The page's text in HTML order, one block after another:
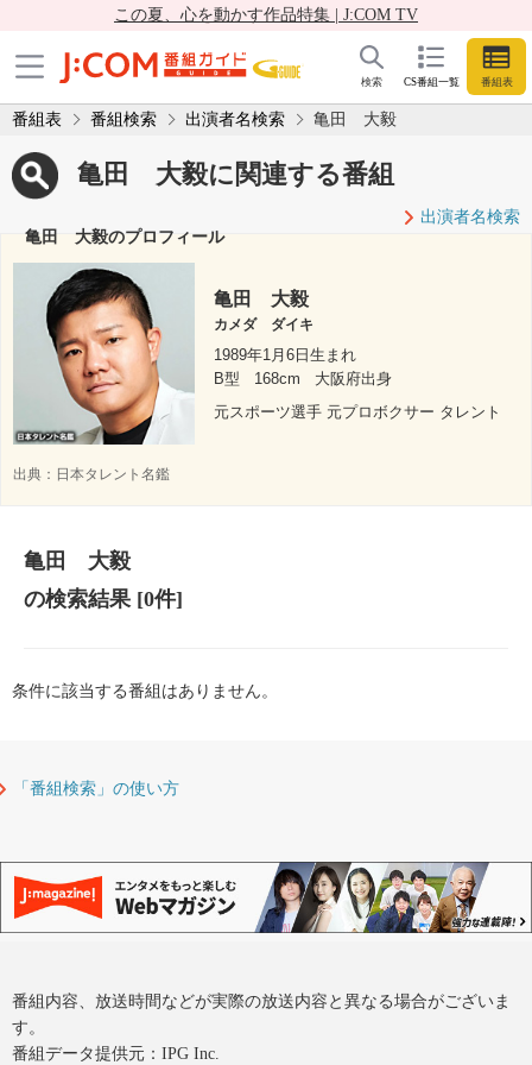
この夏、心を動かす作品特集 | J:COM TV
CS番組一覧 番組表
検索
番組表 番組検索 出演者名検索 亀田 大毅
亀田 大毅に関連する番組
出演者名検索
亀田 大毅のプロフィール
亀田 大毅
カメダ ダイキ
1989年1月6日生まれ
B型
168cm
大阪府出身
元スポーツ選手 元プロボクサー タレント
出典： 日本タレント名鑑
亀田 大毅
の検索結果[0件]
条件に該当する番組はありません。
「番組検索」の使い方
番組内容、放送時間などが実際の放送内容と異なる場合がございま
す。
番組データ提供元：IPG Inc.